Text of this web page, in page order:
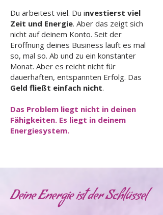
Du arbeitest viel. Du investierst viel
Zeit und Energie. Aber das zeigt sich
nicht auf deinem Konto. Seit der
Eröffnung deines Business läuft es mal
so, mal so. Ab und zu ein konstanter
Monat. Aber es reicht nicht für
dauerhaften, entspannten Erfolg. Das
Geld fließt einfach nicht.
Das Problem liegt nicht in deinen
Fähigkeiten. Es liegt in deinem
Energiesystem.
Deine Energie ist der Schlüssel